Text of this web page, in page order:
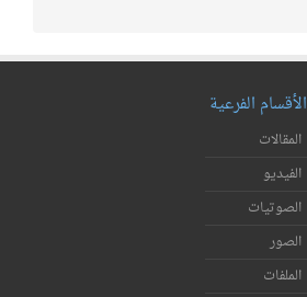
الأقسام الفرعية
المقالات
الفيديو
الصوتيات
الصور
الملفات